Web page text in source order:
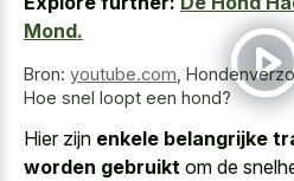
Mond.
Bron: youtube.com
Hoe snel loopt een hond?
Hier zijn enkele belangrijke
worden gebruikt om de